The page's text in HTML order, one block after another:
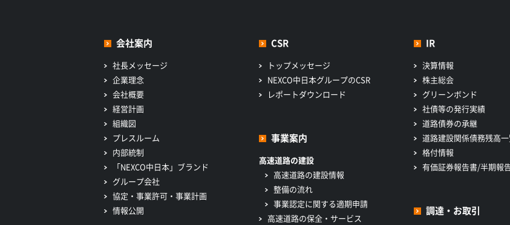
会社案内
社長メッセージ
企業理念
会社概要
経営計画
組織図
プレスルーム
内部統制
「NEXCO中日本」ブランド
グループ会社
協定・事業許可・事業計画
情報公開
CSR
トップメッセージ
NEXCO中日本グループのCSR
レポートダウンロード
事業案内
高速道路の建設
高速道路の建設情報
整備の流れ
事業認定に関する適期申請
高速道路の保全・サービス
IR
決算情報
株主総会
グリーンボンド
社債等の発行実績
道路債券の承継
道路建設関係債務残高
格付情報
有価証券報告書/半期報
調達・お取引